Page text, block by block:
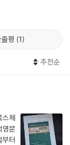
평 1
추천순
스체
영문
터